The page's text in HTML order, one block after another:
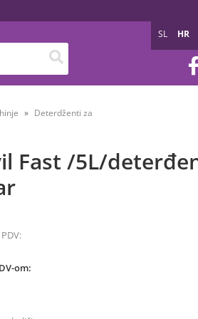
SL HR
Deterdženti za
Fast /5L/
om: